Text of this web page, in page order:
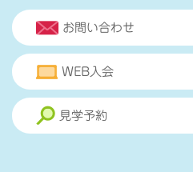
お問い合わせ
WEB入会
見学予約